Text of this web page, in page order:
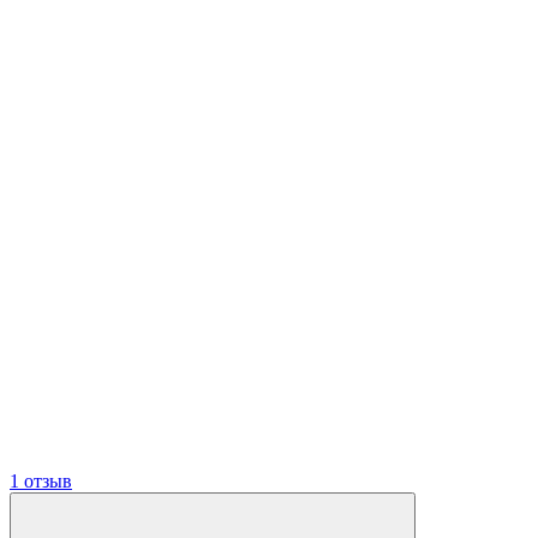
1 отзыв